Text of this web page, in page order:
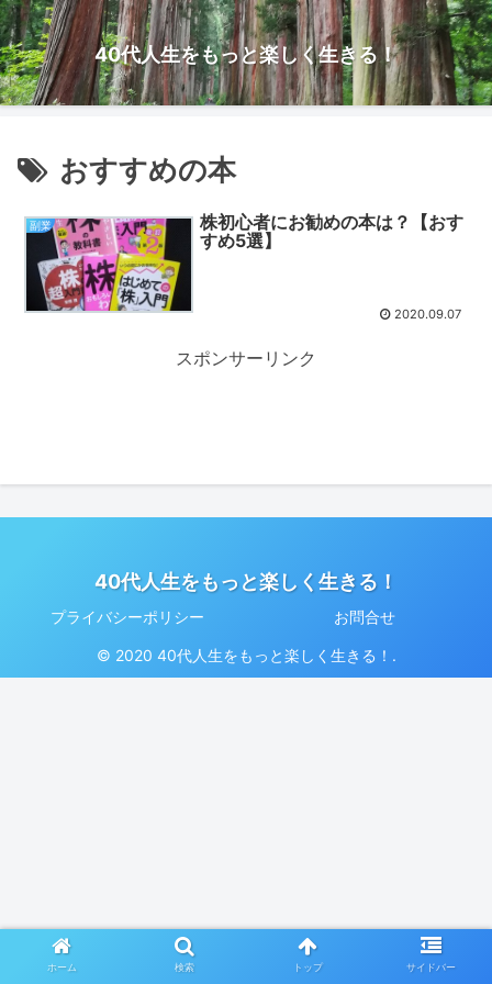
40代人生をもっと楽しく生きる！
おすすめの本
副業
株初心者にお勧めの本は？【おす
すめ5選】
2020.09.07
スポンサーリンク
40代人生をもっと楽しく生きる！
プライバシーポリシー お問合せ
© 2020 40代人生をもっと楽しく生きる！.
ホーム 検索 トップ サイドバー